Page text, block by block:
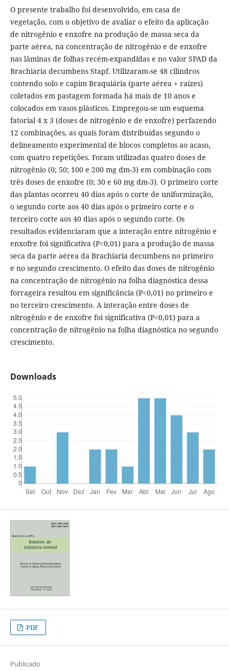
O presente trabalho foi desenvolvido, em casa de
vegetação, com o objetivo de avaliar o efeito da aplicação
de nitrogênio e enxofre na produção de massa seca da
parte aérea, na concentração de nitrogênio e de enxofre
nas lâminas de folhas recém-expandidas e no valor SPAD da
Brachiaria decumbens Stapf. Utilizaram-se 48 cilindros
contendo solo e capim Braquiária (parte aérea + raízes)
coletados em pastagem formada há mais de 10 anos e
colocados em vasos plásticos. Empregou-se um esquema
fatorial 4 x 3 (doses de nitrogênio e de enxofre) perfazendo
12 combinações, as quais foram distribuídas segundo o
delineamento experimental de blocos completos ao acaso,
com quatro repetições. Foram utilizadas quatro doses de
nitrogênio (0; 50; 100 e 200 mg dm-3) em combinação com
três doses de enxofre (0; 30 e 60 mg dm-3). O primeiro corte
das plantas ocorreu 40 dias após o corte de uniformização,
o segundo corte aos 40 dias após o primeiro corte e o
terceiro corte aos 40 dias após o segundo corte. Os
resultados evidenciaram que a interação entre nitrogênio e
enxofre foi significativa (P<0,01) para a produção de massa
seca da parte aérea da Brachiaria decumbens no primeiro
e no segundo crescimento. O efeito das doses de nitrogênio
na concentração de nitrogênio na folha diagnóstica dessa
forrageira resultou em significância (P<0,01) no primeiro e
no terceiro crescimento. A interação entre doses de
nitrogênio e de enxofre foi significativa (P<0,01) para a
concentração de nitrogênio na folha diagnóstica no segundo
crescimento.
Downloads
PDF
Publicado